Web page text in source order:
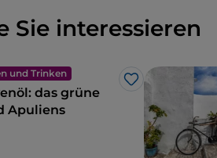
Sie interessieren
und Trinken
Like
das grüne
Apuliens